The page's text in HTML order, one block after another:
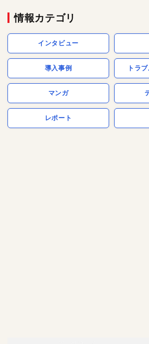
情報カテゴリ
インタビュー
導入事例 トラ
マンガ
レポート